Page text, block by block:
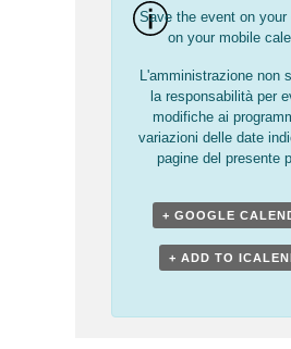
Save the event on your
on your mobile
L'amministrazione non
la responsabilità per
modifiche ai
variazioni delle date
pagine del presente
+ GOOGLE
+ ADD TO